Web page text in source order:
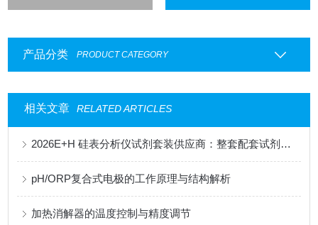
产品分类 PRODUCT CATEGORY
相关文章 RELATED ARTICLES
2026E+H 硅表分析仪试剂套装供应商：整套配套试剂，适配电厂在线监测场景
pH/ORP复合式电极的工作原理与结构解析
加热消解器的温度控制与精度调节